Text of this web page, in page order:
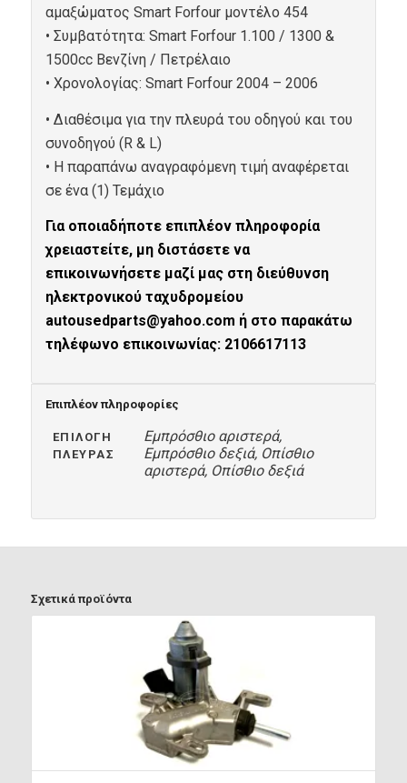
αμαξώματος Smart Forfour μοντέλο 454
• Συμβατότητα: Smart Forfour 1.100 / 1300 &
1500cc Βενζίνη / Πετρέλαιο
• Xρονολογίας: Smart Forfour 2004 – 2006
• Διαθέσιμα για την πλευρά του οδηγού και του
συνοδηγού (R & L)
• Η παραπάνω αναγραφόμενη τιμή αναφέρεται
σε ένα (1) Τεμάχιο
Για οποιαδήποτε επιπλέον πληροφορία
χρειαστείτε, μη διστάσετε να
επικοινωνήσετε μαζί μας στη διεύθυνση
ηλεκτρονικού ταχυδρομείου
autousedparts@yahoo.com ή στο παρακάτω
τηλέφωνο επικοινωνίας: 2106617113
Επιπλέον πληροφορίες
ΕΠΙΛΟΓΉ
ΠΛΕΥΡΆΣ
Εμπρόσθιο αριστερά,
Εμπρόσθιο δεξιά, Οπίσθιο
αριστερά, Οπίσθιο δεξιά
Σχετικά προϊόντα